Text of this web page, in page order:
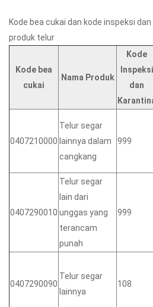
Kode bea cukai dan kode inspeksi
produk telur
Kode bea
cukai
Nama Produk
Kode
Inspeksi
dan
0407210000
Telur segar
lainnya dalam
cangkang
999
0407290010
Telur segar
lain dari
unggas yang
terancam
punah
999
0407290090
Telur segar
lainnya
108